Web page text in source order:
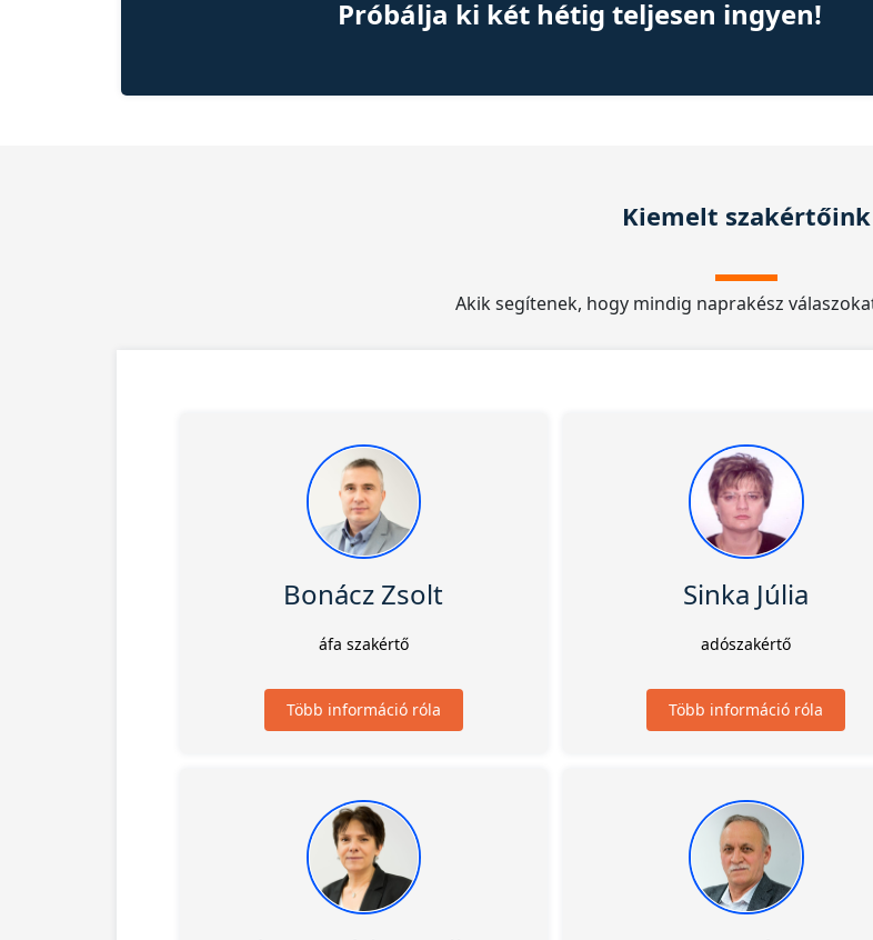
Próbálja ki két hétig teljesen ingyen!
Kiemelt szakértőink
Akik segítenek, hogy mindig naprakész
Bonácz Zsolt
áfa szakértő
Több információ róla
Sinka Júlia
adószakértő
Több információ róla